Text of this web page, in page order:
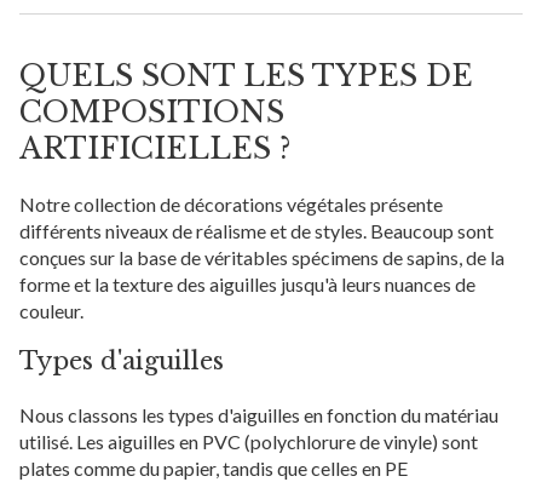
QUELS SONT LES TYPES DE
COMPOSITIONS
ARTIFICIELLES ?
Notre collection de décorations végétales présente
différents niveaux de réalisme et de styles. Beaucoup sont
conçues sur la base de véritables spécimens de sapins, de la
forme et la texture des aiguilles jusqu'à leurs nuances de
couleur.
Types d'aiguilles
Nous classons les types d'aiguilles en fonction du matériau
utilisé. Les aiguilles en PVC (polychlorure de vinyle) sont
plates comme du papier, tandis que celles en PE